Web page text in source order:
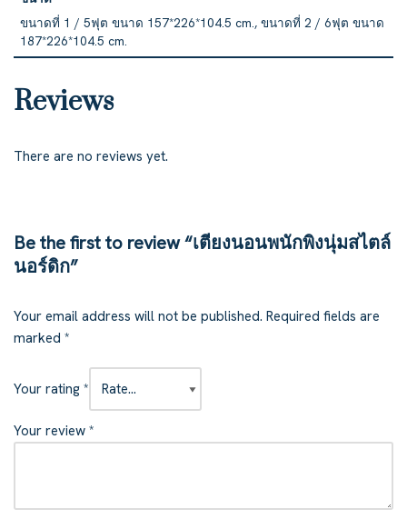
ขนาดที่ 1 / 5ฟุต ขนาด 157*226*104.5 cm., ขนาดที่ 2 / 6ฟุต ขนาด
187*226*104.5 cm.
Reviews
There are no reviews yet.
Be the first to review “เตียงนอนพนักพิงนุ่มสไตล์
นอร์ดิก”
Your email address will not be published. Required fields are
marked *
Your rating *
Your review *